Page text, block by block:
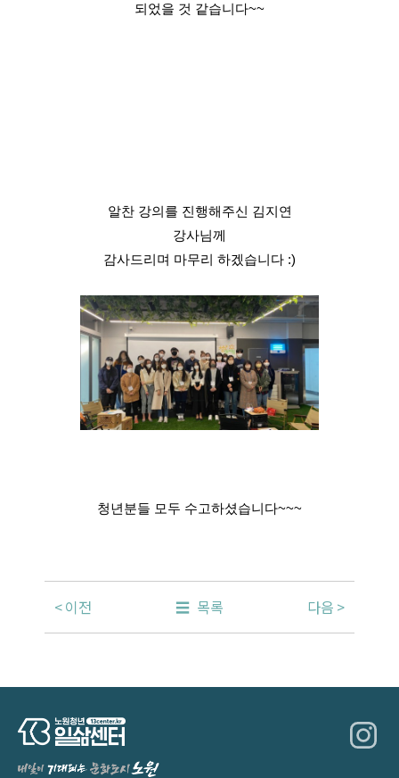
되었을 것 같습니다~~
알찬 강의를 진행해주신 김지연
강사님께
감사드리며 마무리 하겠습니다 :)
청년분들 모두 수고하셨습니다~~~
이전 목록 다음